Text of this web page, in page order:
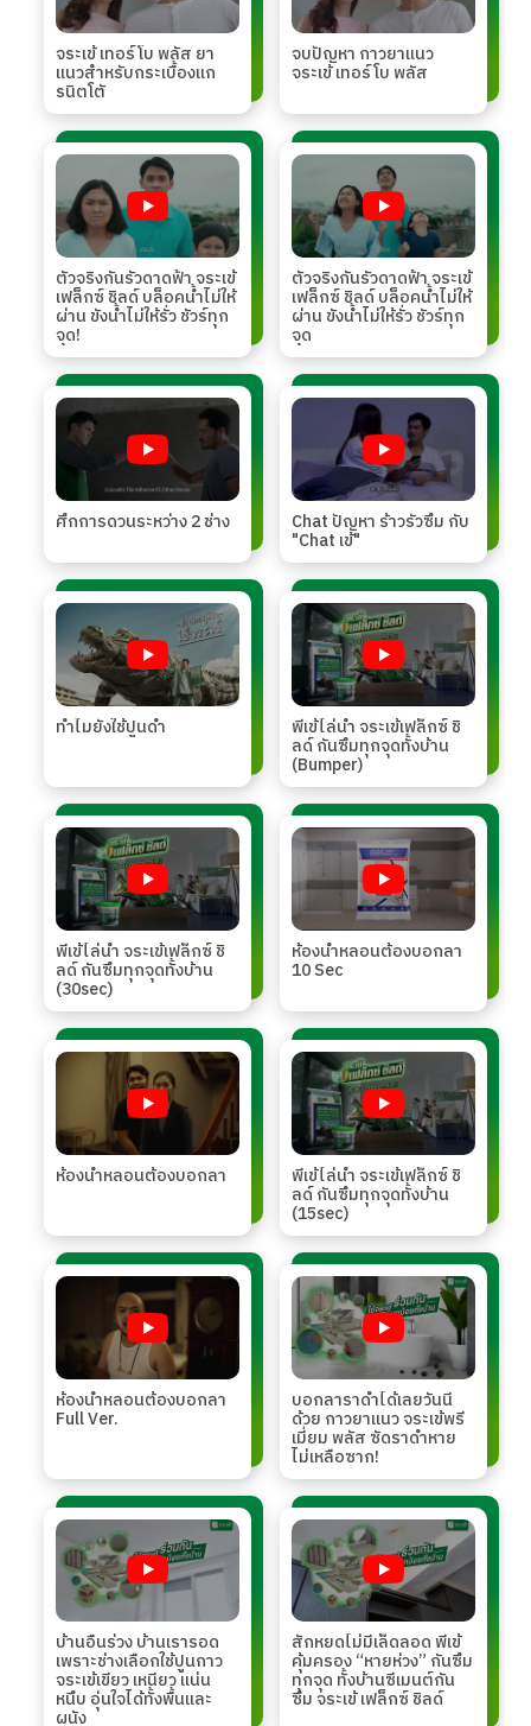
จระเข้ เทอร์โบ พลัส ยา
แนวสำหรับกระเบื้องแก
รนิตโตั
จบปัญหา กาวยาแนว
จระเข้ เทอร์โบ พลัส
ตัวจริงกันรั่วดาดฟ้า จระเข้
เฟล็กซ์ ชิลด์ บล็อคน้ำไม่ให้
ผ่าน ขังน้ำไม่ให้รั่ว ชัวร์ทุก
จุด!
ตัวจริงกันรั่วดาดฟ้า จระเข้
เฟล็กซ์ ชิลด์ บล็อคน้ำไม่ให้
ผ่าน ขังน้ำไม่ให้รั่ว ชัวร์ทุก
จุด
ศึกการดวนระหว่าง 2 ช่าง Chat ปัญหา ร้าวรั่วซึม กับ
"Chat เข้"
ทำไมยังใช้ปูนดำ พี่เข้ไล่น้ำ จระเข้เฟล็กซ์ ชิ
ลด์ กันซึมทุกจุดทั้งบ้าน
(Bumper)
พี่เข้ไล่น้ำ จระเข้เฟล็กซ์ ชิ
ลด์ กันซึมทุกจุดทั้งบ้าน
(30sec)
ห้องน้ำหลอนต้องบอกลา
10 Sec
ห้องน้ำหลอนต้องบอกลา พี่เข้ไล่น้ำ จระเข้เฟล็กซ์ ชิ
ลด์ กันซึมทุกจุดทั้งบ้าน
(15sec)
ห้องน้ำหลอนต้องบอกลา
Full Ver.
บอกลาราดําได้เลยวันนี้
ด้วย กาวยาแนว จระเข้พรี
เมี่ยม พลัส ซัดราดําหาย
ไม่เหลือซาก!
บ้านอื่นร่วง บ้านเรารอด
เพราะช่างเลือกใช้ปูนกาว
จระเข้เขียว เหนียว แน่น
หนึบ อุ่นใจได้ทั้งพื้นและ
ผนัง
สักหยดไม่มีเล็ดลอด พี่เข้
คุ้มครอง “หายห่วง” กันซึม
ทุกจุด ทั้งบ้านซีเมนต์กัน
ซึม จระเข้ เฟล็กซ์ ชิลด์